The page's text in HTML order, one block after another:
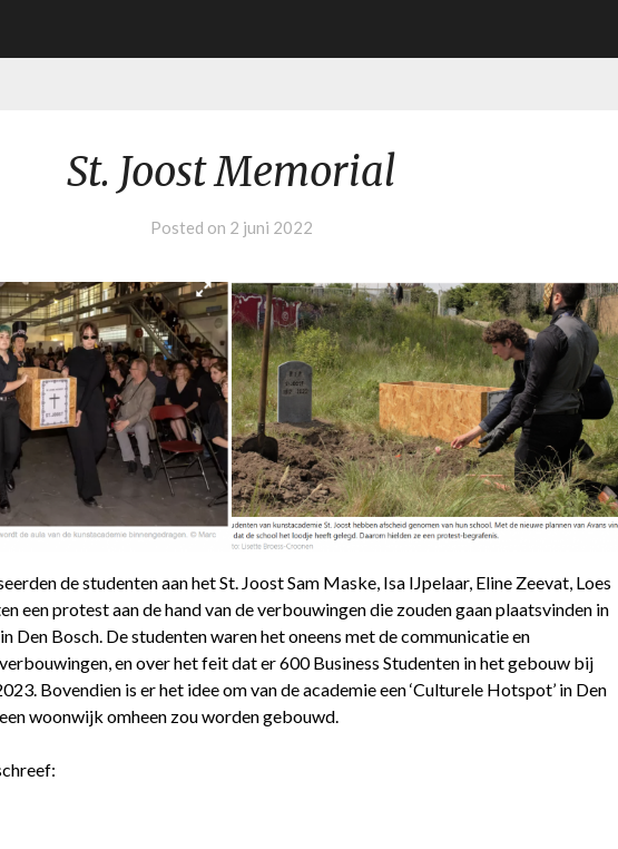
St. Joost Memorial
Posted on 2 juni 2022
de studenten aan het St. Joost Sam Maske, Isa IJpelaar, Eline Zeevat, Loes
een protest aan de hand van de verbouwingen die zouden gaan plaatsvinden in
Den Bosch. De studenten waren het oneens met de communicatie en
en over het feit dat er 600 Business Studenten in het gebouw bij
Bovendien is er het idee om van de academie een ‘Culturele Hotspot’ in Den
woonwijk omheen zou worden gebouwd.